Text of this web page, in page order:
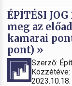
ÉPÍTÉSI
meg az
kamarai
pont) »
Szerző: